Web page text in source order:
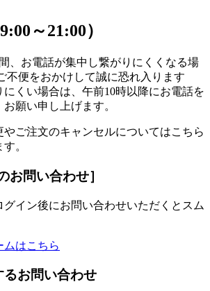
～21:00）
、お電話が集中し繋がりにくくなる場
不便をおかけして誠に恐れ入ります
くい場合は、午前10時以降にお電話を
願い申し上げます。
ご注文のキャンセルについてはこちら
。
お問い合わせ］
イン後にお問い合わせいただくとスム
ムはこちら
お問い合わせ